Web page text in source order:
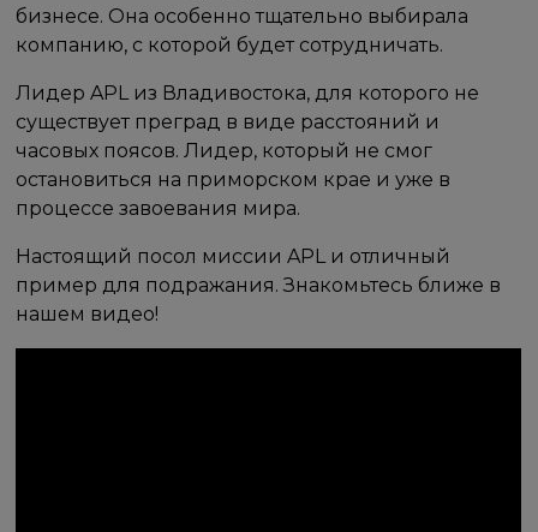
бизнесе. Она особенно тщательно выбирала
компанию, с которой будет сотрудничать.
Лидер APL из Владивостока, для которого не
существует преград в виде расстояний и
часовых поясов. Лидер, который не смог
остановиться на приморском крае и уже в
процессе завоевания мира.
Настоящий посол миссии APL и отличный
пример для подражания. Знакомьтесь ближе в
нашем видео!